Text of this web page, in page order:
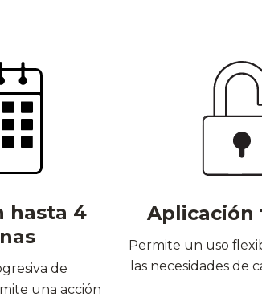
hasta 4
de
una acción
Aplicación
Permite un uso
las necesidades de